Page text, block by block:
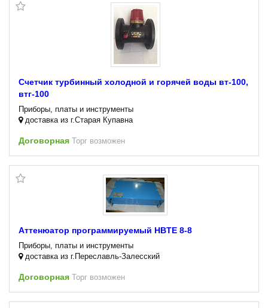
Счетчик турбинный холодной и горячей воды вт-100,
втг-100
Приборы, платы и инструменты
доставка из г.Старая Купавна
Договорная Торг возможен
Аттенюатор программируемый HBTE 8-8
Приборы, платы и инструменты
доставка из г.Переславль-Залесский
Договорная Торг возможен